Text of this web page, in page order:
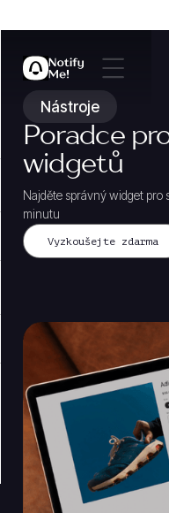
Nástroje
Poradce
widgetů
Najděte správný widget pro
minutu
Vyzkoušejte zdarma